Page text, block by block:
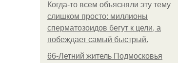
Когда-то всем объясняли эту тему
слишком просто: миллионы
сперматозоидов бегут к цели, а
побеждает самый быстрый.
66-Летний житель Подмосковья